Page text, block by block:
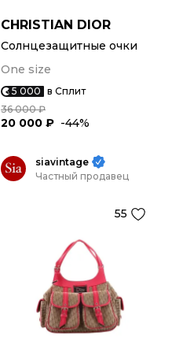
CHRISTIAN DIOR
Солнцезащитные очки
One size
5 000 в Сплит
36 000 ₽
20 000 ₽ -44%
siavintage
Частный продавец
55